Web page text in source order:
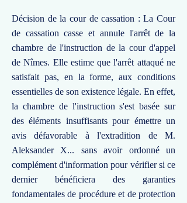
Décision de la cour de cassation : La Cour
de cassation casse et annule l'arrêt de la
chambre de l'instruction de la cour d'appel
de Nîmes. Elle estime que l'arrêt attaqué ne
satisfait pas, en la forme, aux conditions
essentielles de son existence légale. En effet,
la chambre de l'instruction s'est basée sur
des éléments insuffisants pour émettre un
avis défavorable à l'extradition de M.
Aleksander X... sans avoir ordonné un
complément d'information pour vérifier si ce
dernier bénéficiera des garanties
fondamentales de procédure et de protection